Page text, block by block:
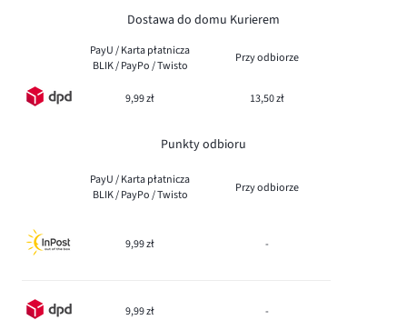
Dostawa do domu Kurierem
PayU / Karta płatnicza
BLIK / PayPo / Twisto
Przy odbiorze
9,99 zł 13,50 zł
Punkty odbioru
PayU / Karta płatnicza
BLIK / PayPo / Twisto
Przy odbiorze
9,99 zł -
9,99 zł -